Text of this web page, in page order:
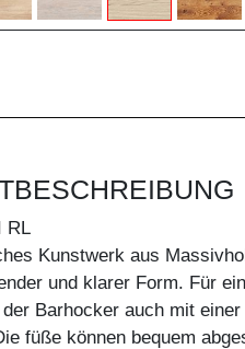
RL
Kunstwerk aus
und klarer Form. Für
Barhocker auch mit einer
füße können bequem